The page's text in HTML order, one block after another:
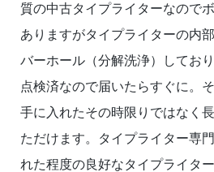
質の中古タイプライターなので
ありますがタイプライターの内
バーホール（分解洗浄）してお
点検済なので届いたらすぐに。
手に入れたその時限りではなく
ただけます。タイプライター専
れた程度の良好なタイプライタ